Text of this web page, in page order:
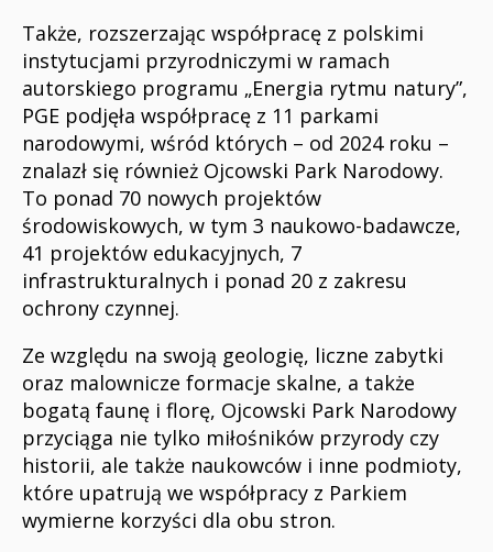
Także, rozszerzając współpracę z polskimi
instytucjami przyrodniczymi w ramach
autorskiego programu „Energia rytmu natury”,
PGE podjęła współpracę z 11 parkami
narodowymi, wśród których – od 2024 roku –
znalazł się również Ojcowski Park Narodowy.
To ponad 70 nowych projektów
środowiskowych, w tym 3 naukowo-badawcze,
41 projektów edukacyjnych, 7
infrastrukturalnych i ponad 20 z zakresu
ochrony czynnej.
Ze względu na swoją geologię, liczne zabytki
oraz malownicze formacje skalne, a także
bogatą faunę i florę, Ojcowski Park Narodowy
przyciąga nie tylko miłośników przyrody czy
historii, ale także naukowców i inne podmioty,
które upatrują we współpracy z Parkiem
wymierne korzyści dla obu stron.